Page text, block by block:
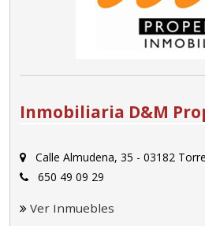
Inmobiliaria D&M
Calle Almudena, 35 - 03182
650 49 09 29
Ver Inmuebles